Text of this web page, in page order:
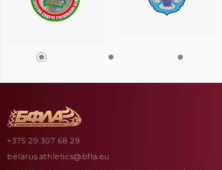
+375 29 307 68 29
belarus.athletics@bfla.eu